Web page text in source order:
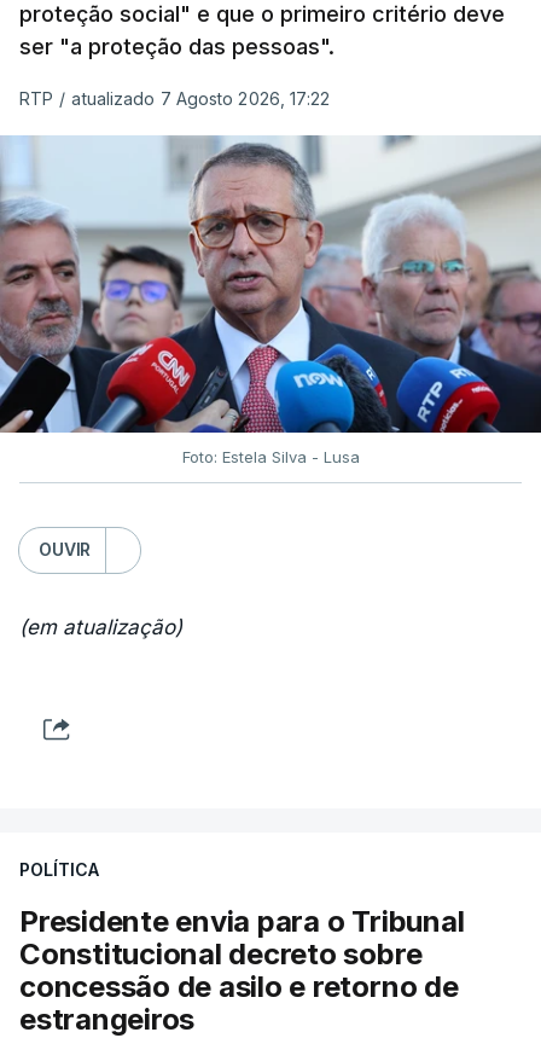
proteção social" e que o primeiro critério deve
ser "a proteção das pessoas".
RTP / atualizado 7 Agosto 2026, 17:22
Foto: Estela Silva - Lusa
OUVIR
(em atualização)
POLÍTICA
Presidente envia para o Tribunal
Constitucional decreto sobre
concessão de asilo e retorno de
estrangeiros